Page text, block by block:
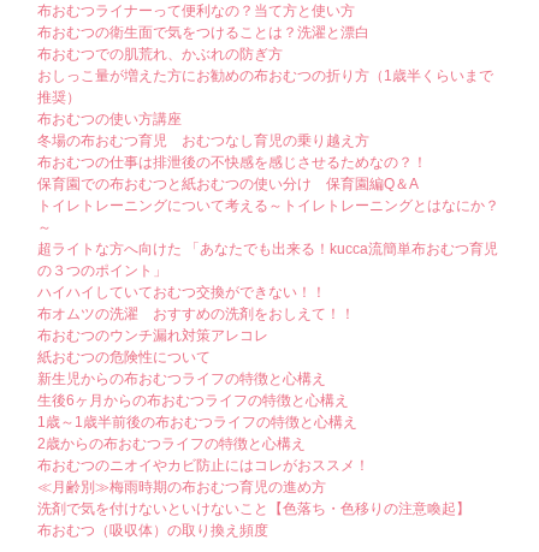
布おむつライナーって便利なの？当て方と使い方
布おむつの衛生面で気をつけることは？洗濯と漂白
布おむつでの肌荒れ、かぶれの防ぎ方
おしっこ量が増えた方にお勧めの布おむつの折り方（1歳半くらいまで
推奨）
布おむつの使い方講座
冬場の布おむつ育児 おむつなし育児の乗り越え方
布おむつの仕事は排泄後の不快感を感じさせるためなの？！
保育園での布おむつと紙おむつの使い分け 保育園編Q＆A
トイレトレーニングについて考える～トイレトレーニングとはなにか？
～
超ライトな方へ向けた 「あなたでも出来る！kucca流簡単布おむつ育児
の３つのポイント」
ハイハイしていておむつ交換ができない！！
布オムツの洗濯 おすすめの洗剤をおしえて！！
布おむつのウンチ漏れ対策アレコレ
紙おむつの危険性について
新生児からの布おむつライフの特徴と心構え
生後6ヶ月からの布おむつライフの特徴と心構え
1歳～1歳半前後の布おむつライフの特徴と心構え
2歳からの布おむつライフの特徴と心構え
布おむつのニオイやカビ防止にはコレがおススメ！
≪月齢別≫梅雨時期の布おむつ育児の進め方
洗剤で気を付けないといけないこと【色落ち・色移りの注意喚起】
布おむつ（吸収体）の取り換え頻度